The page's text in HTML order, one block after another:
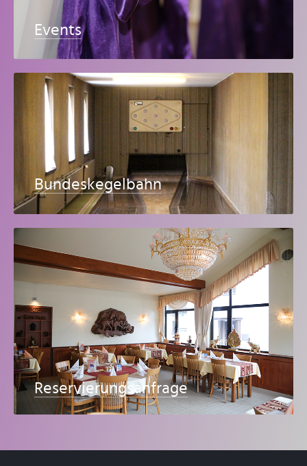
Events
Bundeskegelbahn
Reservierungsanfrage